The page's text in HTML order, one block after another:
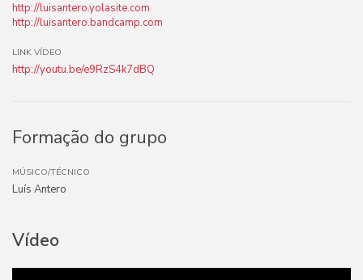
http://luisantero.yolasite.com
http://luisantero.bandcamp.com
LINK VÍDEO
http://youtu.be/e9RzS4k7dBQ
Formação do grupo
MÚSICO/TÉCNICO
Luís Antero
Vídeo